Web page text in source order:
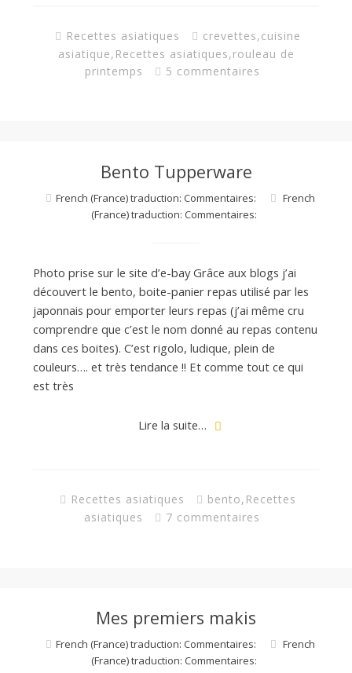
Recettes asiatiques crevettes,cuisine
asiatique, Recettes asiatiques,rouleau de
printemps
5 commentaires
Bento Tupperware
French (France) traduction: Commentaires:
French
(France) traduction: Commentaires:
Photo prise sur le site d’e-bay Grâce aux blogs j’ai
découvert le bento, boite-panier repas utilisé par les
japonnais pour emporter leurs repas (j’ai même cru
comprendre que c’est le nom donné au repas contenu
dans ces boites). C’est rigolo, ludique, plein de
couleurs…. et très tendance !! Et comme tout ce qui
est très
Lire la suite…
Recettes asiatiques bento, Recettes
asiatiques
7 commentaires
Mes premiers makis
French (France) traduction: Commentaires:
French
(France) traduction: Commentaires: